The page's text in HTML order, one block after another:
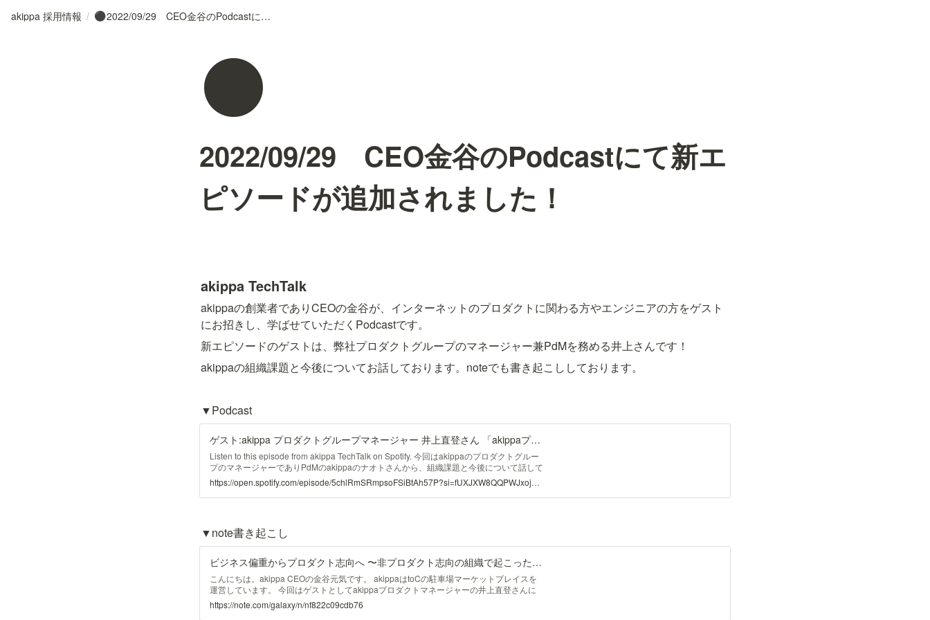
akippa 採用情報 / ⚫ 2022/09/29 CEO金谷のPodcastにて新エピソードが追加されました！
⚫
2022/09/29 CEO金谷のPodcastにて新エ
ピソードが追加されました！
akippa TechTalk
akippaの創業者でありCEOの金谷が、インターネットのプロダクトに関わる方やエンジニアの方をゲスト
にお招きし、学ばせていただくPodcastです。
新エピソードのゲストは、弊社プロダクトグループのマネージャー兼PdMを務める井上さんです！
akippaの組織課題と今後についてお話しております。noteでも書き起こししております。
▼Podcast
ゲスト:akippa プロダクトグループマネージャー 井上直登さん 「akippaプロダクトグループの組織課題とこれから」
Listen to this episode from akippa TechTalk on Spotify. 今回はakippaのプロダクトグルー
プのマネージャーでありPdMのakippaのナオトさんから、組織課題と今後について話して
もらいました。
https://open.spotify.com/episode/5chlRmSRmpsoFSiBtAh57P?si=fUXJXW8QQPWJxoj_NvuaPg
▼note書き起こし
ビジネス偏重からプロダクト志向へ 〜非プロダクト志向の組織で起こったこと｜Genki Kanaya(akippa CEO)｜note
こんにちは。akippa CEOの金谷元気です。 akippaはtoCの駐車場マーケットプレイスを
運営しています。 今回はゲストとしてakippaプロダクトマネージャーの井上直登さんに
登場いただいての対談記事となります。 赤裸々に課題などが語られています。最後まで
お読みいただけますと幸いです。 akippaプロダクトマネージャー 井上なおと ...
https://note.com/galaxy/n/nf822c09cdb76